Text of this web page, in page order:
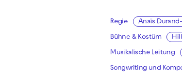
Regie Anaïs
Bühne & Kostüm
Musikalische Leitung
Songwriting und